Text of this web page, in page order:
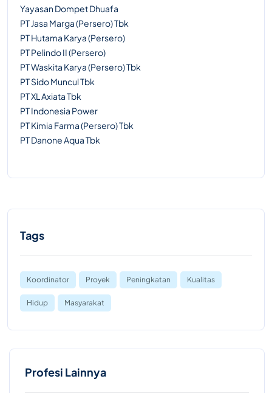
Yayasan Dompet Dhuafa
PT Jasa Marga (Persero) Tbk
PT Hutama Karya (Persero)
PT Pelindo II (Persero)
PT Waskita Karya (Persero) Tbk
PT Sido Muncul Tbk
PT XL Axiata Tbk
PT Indonesia Power
PT Kimia Farma (Persero) Tbk
PT Danone Aqua Tbk
Tags
Koordinator Proyek Peningkatan Kualitas
Hidup Masyarakat
Profesi Lainnya